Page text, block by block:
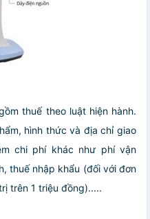
thuế theo luật hiện hành.
hình thức và địa chỉ giao
chi phí khác như phí vận
thuế nhập khẩu (đối với đơn
trên 1 triệu đồng).....